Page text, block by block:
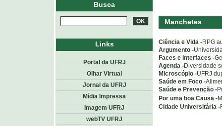
Manchetes
Ciência e Vida -RPG
Argumento -
Faces e Interfaces -
Agenda -Diversidade
Microscópio -UFRJ
Saúde em Foco -
Saúde e Prevenção -
Por uma boa Causa -
Cidade Universitária -
Busca
Links
Portal da UFRJ
Olhar Virtual
Jornal da UFRJ
Mídia Impressa
Imagem UFRJ
webTV UFRJ